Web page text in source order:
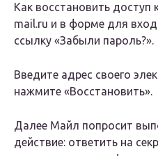
Как восстановить доступ
mail.ru и в форме для
ссылку «Забыли пароль?».
Введите адрес своего
нажмите «Восстановить».
Далее Майл попросит
действие: ответить на